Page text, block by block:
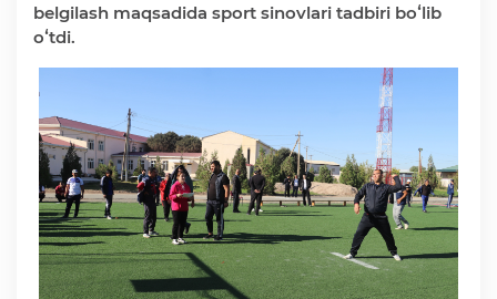
Ochiq budjet ma'lumotlar
Davlat xizmatlar yangona reestri
belgilash maqsadida sport sinovlari tadbiri boʻlib
oʻtdi.